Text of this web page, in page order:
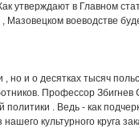
утверждают в Главном
Мазовецком воеводстве
но и о десятках тысяч
Профессор
. Ведь - как
культурного круга